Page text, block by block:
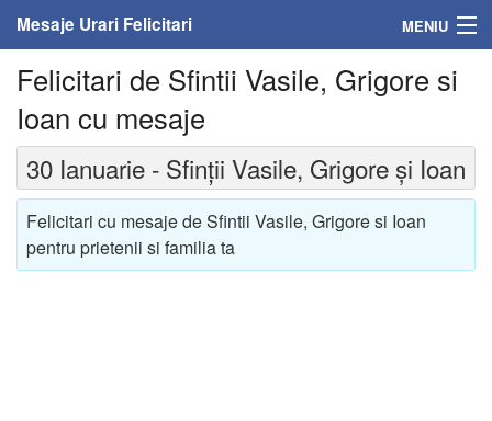
Mesaje Urari Felicitari MENIU
Home
Mesaje
Felicitari
Felicitari cu nume
Felicitari de Sfintii Vasile, Grigore si
Ioan cu mesaje
30 Ianuarie - Sfinții Vasile, Grigore și Ioan
Felicitari cu mesaje de Sfintii Vasile, Grigore si Ioan
pentru prietenii si familia ta